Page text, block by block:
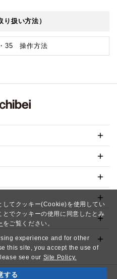
してクッキー(Cookie)を使用してい
でクッキーの使用に同意したとみ
をご覧ください。
experience and for other
this site, you accept the use of
see our Site Policy.
する
り扱い方法）
35 操作方法
All Rights Reserved.